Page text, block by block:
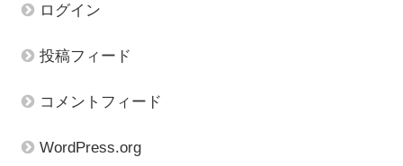
ログイン
投稿フィード
コメントフィード
WordPress.org